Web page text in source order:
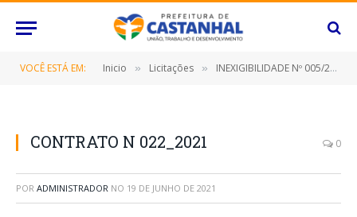
VOCÊ ESTÁ EM: Inicio » Licitações » INEXIGIBILIDADE Nº 005/2021 (SERVIÇOS PROFISSIONAIS NA ÁREA CONTÁBIL, DESTINADO AS UNIDADES EXECUTORAS DAS ESCOLAS DA REDE MUNICIPAL DE ENSINO: CONSELHOS ESCOLARES E ASSOCIAÇÕES DE PAIS E MESTRES DESTE MUNICÍPIO)
CONTRATO N 022_2021 0
POR ADMINISTRADOR NO 19 DE JUNHO DE 2021